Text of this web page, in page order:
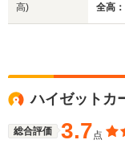
高)
全高
ハイゼットカ
総合評価 3.7点